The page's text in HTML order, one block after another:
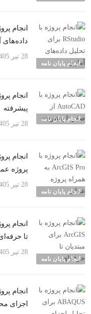
انجام پایان نامه
داده‌های
28 تیر 1405
انجام پایان نامه
پیشرفته
28 تیر 1405
انجام پایان نامه
پروژه
28 تیر 1405
انجام پایان نامه
تا
28 تیر 1405
اجزای